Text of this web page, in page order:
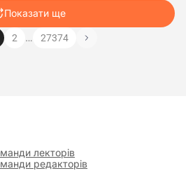
Показати ще
2 … 27374
лекторів
редакторів